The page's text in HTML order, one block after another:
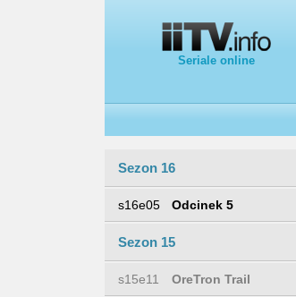
Seriale online
Sezon 16
s16e05 Odcinek 5
Sezon 15
s15e11 OreTron Trail